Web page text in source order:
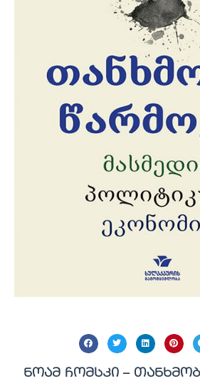
ნოამ ჩომსკი –